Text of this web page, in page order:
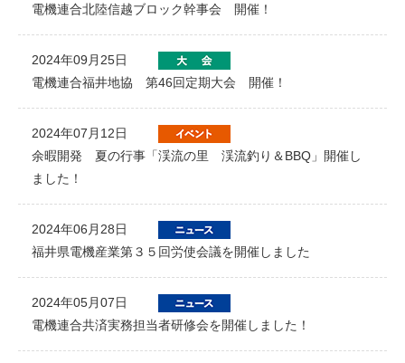
電機連合北陸信越ブロック幹事会 開催！
2024年09月25日
電機連合福井地協 第46回定期大会 開催！
2024年07月12日
余暇開発 夏の行事「渓流の里 渓流釣り＆BBQ」開催し
ました！
2024年06月28日
福井県電機産業第３５回労使会議を開催しました
2024年05月07日
電機連合共済実務担当者研修会を開催しました！